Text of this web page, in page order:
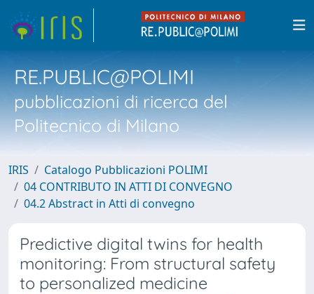
RE.PUBLIC@POLIMI
pubblicazioni di ricerca del
Politecnico di Milano
IRIS
Catalogo Pubblicazioni POLIMI
04 CONTRIBUTO IN ATTI DI CONVEGNO
04.2 Abstract in Atti di convegno
Predictive digital twins for health
monitoring: From structural safety
to personalized medicine